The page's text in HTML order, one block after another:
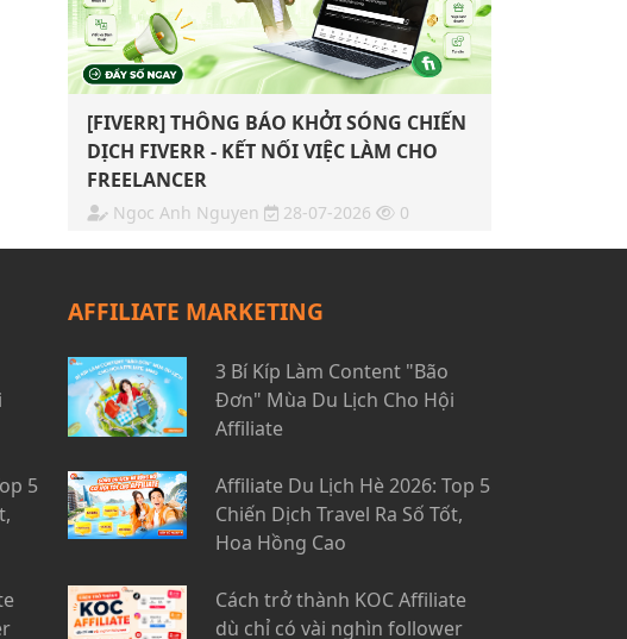
[FIVERR] THÔNG BÁO KHỞI SÓNG CHIẾN
DỊCH FIVERR - KẾT NỐI VIỆC LÀM CHO
FREELANCER
Ngoc Anh Nguyen 28-07-2026 0
5
AFFILIATE MARKETING
3 Bí Kíp Làm Content "Bão
Đơn" Mùa Du Lịch Cho Hội
Affiliate
Affiliate Du Lịch Hè 2026: Top 5
Chiến Dịch Travel Ra Số Tốt,
Hoa Hồng Cao
Cách trở thành KOC Affiliate
dù chỉ có vài nghìn follower